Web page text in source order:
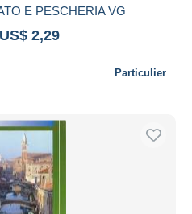
E PESCHERIA VG
2,29
Particulier